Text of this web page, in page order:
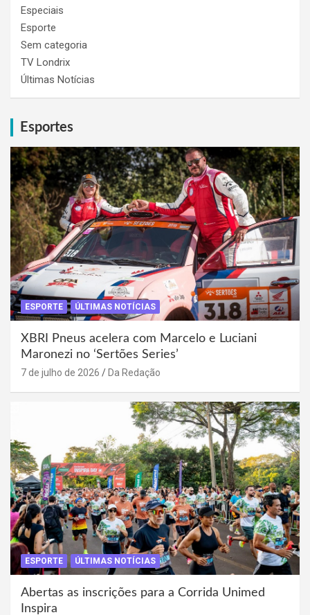
Especiais
Esporte
Sem categoria
TV Londrix
Últimas Notícias
Esportes
ESPORTE ÚLTIMAS NOTÍCIAS
XBRI Pneus acelera com Marcelo e Luciani
Maronezi no ‘Sertões Series’
7 de julho de 2026 Da Redação
ESPORTE ÚLTIMAS NOTÍCIAS
Abertas as inscrições para a Corrida Unimed
Inspira